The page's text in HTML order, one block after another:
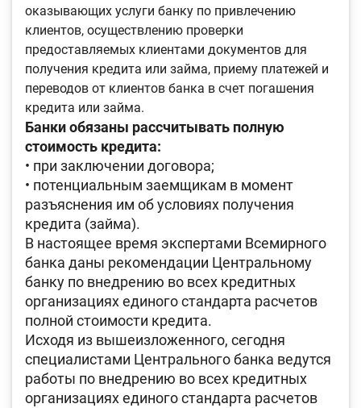
оказывающих услуги банку по привлечению
клиентов, осуществлению проверки
предоставляемых клиентами документов для
получения кредита или займа, приему платежей и
переводов от клиентов банка в счет погашения
кредита или займа.
Банки обязаны рассчитывать полную
стоимость кредита:
• при заключении договора;
• потенциальным заемщикам в момент
разъяснения им об условиях получения
кредита (займа).
В настоящее время экспертами Всемирного
банка даны рекомендации Центральному
банку по внедрению во всех кредитных
организациях единого стандарта расчетов
полной стоимости кредита.
Исходя из вышеизложенного, сегодня
специалистами Центрального банка ведутся
работы по внедрению во всех кредитных
организациях единого стандарта расчетов